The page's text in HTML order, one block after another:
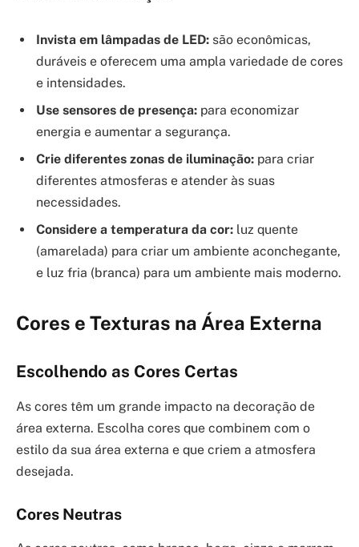
Invista em lâmpadas de LED: são econômicas,
duráveis e oferecem uma ampla variedade de cores
e intensidades.
Use sensores de presença: para economizar
energia e aumentar a segurança.
Crie diferentes zonas de iluminação: para criar
diferentes atmosferas e atender às suas
necessidades.
Considere a temperatura da cor: luz quente
(amarelada) para criar um ambiente aconchegante,
e luz fria (branca) para um ambiente mais moderno.
Cores e Texturas na Área Externa
Escolhendo as Cores Certas
As cores têm um grande impacto na decoração de
área externa. Escolha cores que combinem com o
estilo da sua área externa e que criem a atmosfera
desejada.
Cores Neutras